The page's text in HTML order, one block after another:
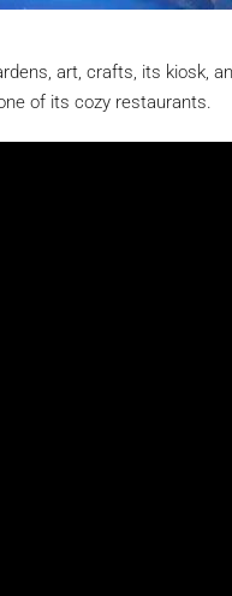
art, crafts, its kiosk,
of its cozy restaurants.